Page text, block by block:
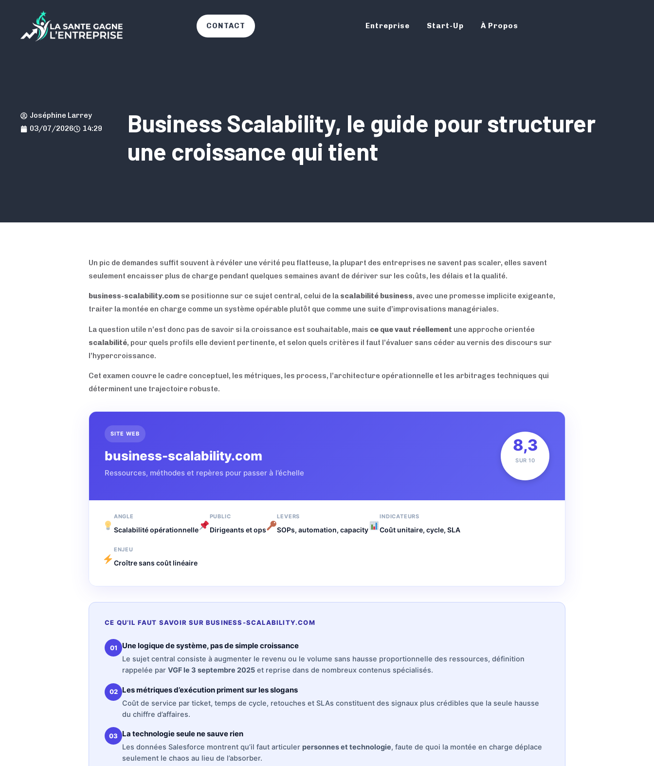
CONTACT Entreprise Start-Up À Propos
Joséphine Larrey
03/07/2026
14:29
Business Scalability, le guide pour structurer
une croissance qui tient
Un pic de demandes suffit souvent à révéler une vérité peu flatteuse, la plupart des entreprises ne savent pas scaler, elles savent
seulement encaisser plus de charge pendant quelques semaines avant de dériver sur les coûts, les délais et la qualité.
business-scalability.com se positionne sur ce sujet central, celui de la scalabilité business, avec une promesse implicite exigeante,
traiter la montée en charge comme un système opérable plutôt que comme une suite d’improvisations managériales.
La question utile n’est donc pas de savoir si la croissance est souhaitable, mais ce que vaut réellement une approche orientée
scalabilité, pour quels profils elle devient pertinente, et selon quels critères il faut l’évaluer sans céder au vernis des discours sur
l’hypercroissance.
Cet examen couvre le cadre conceptuel, les métriques, les process, l’architecture opérationnelle et les arbitrages techniques qui
déterminent une trajectoire robuste.
SITE WEB
business-scalability.com
Ressources, méthodes et repères pour passer à l’échelle
8,3
SUR 10
ANGLE
Scalabilité opérationnelle
PUBLIC
Dirigeants et ops
LEVERS
SOPs, automation, capacity
INDICATEURS
Coût unitaire, cycle, SLA
ENJEU
Croître sans coût linéaire
CE QU’IL FAUT SAVOIR SUR BUSINESS-SCALABILITY.COM
01 Une logique de système, pas de simple croissance
Le sujet central consiste à augmenter le revenu ou le volume sans hausse proportionnelle des ressources, définition
rappelée par VGF le 3 septembre 2025 et reprise dans de nombreux contenus spécialisés.
02 Les métriques d’exécution priment sur les slogans
Coût de service par ticket, temps de cycle, retouches et SLAs constituent des signaux plus crédibles que la seule hausse
du chiffre d’affaires.
03 La technologie seule ne sauve rien
Les données Salesforce montrent qu’il faut articuler personnes et technologie, faute de quoi la montée en charge déplace
seulement le chaos au lieu de l’absorber.